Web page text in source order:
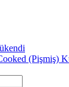
(Pişmiş)